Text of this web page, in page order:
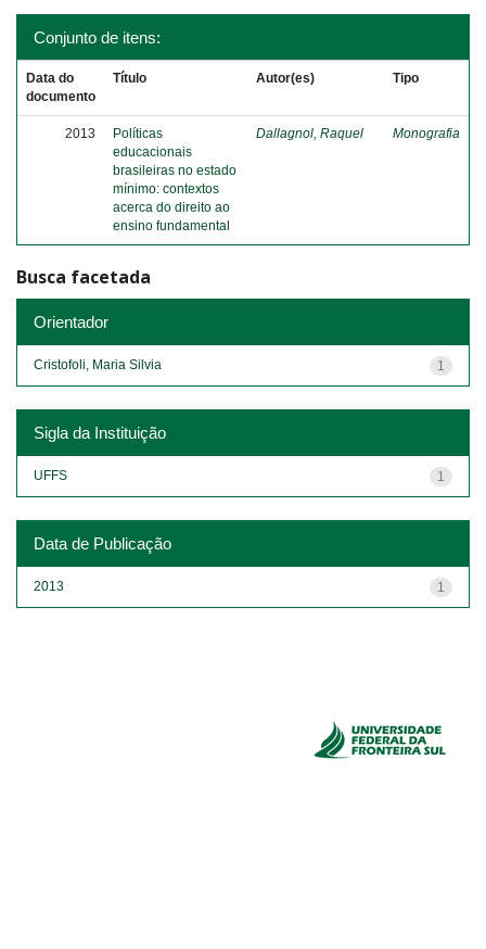
Conjunto de itens:
Data do
documento
Título Autor(es) Tipo
2013
Políticas
educacionais
brasileiras no estado
mínimo: contextos
acerca do direito ao
ensino fundamental
Dallagnol, Raquel Monografia
Busca facetada
Orientador
1
Cristofoli, Maria Silvia
Sigla da Instituição
1
UFFS
Data de Publicação
1
2013